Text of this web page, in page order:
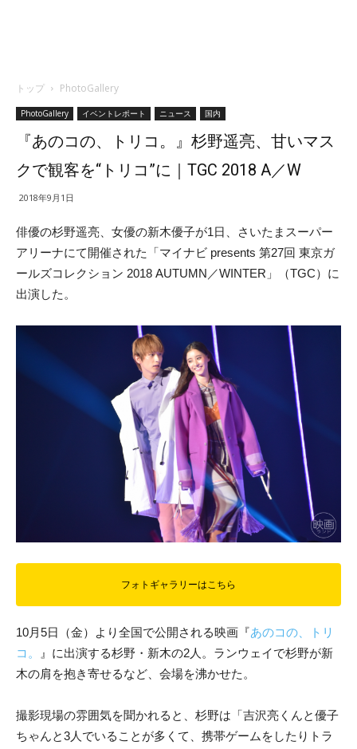
トップ PhotoGallery
PhotoGallery イベントレポート ニュース 国内
『あのコの、トリコ。』杉野遥亮、甘いマス
クで観客を“トリコ”に｜TGC 2018 A／W
2018年9月1日
俳優の杉野遥亮、女優の新木優子が1日、さいたまスーパー
アリーナにて開催された「マイナビ presents 第27回 東京ガ
ールズコレクション 2018 AUTUMN／WINTER」（TGC）に
出演した。
フォトギャラリーはこちら
10月5日（金）より全国で公開される映画『あのコの、トリ
コ。
』に出演する杉野・新木の2人。ランウェイで杉野が新
木の肩を抱き寄せるなど、会場を沸かせた。
撮影現場の雰囲気を聞かれると、杉野は「吉沢亮くんと優子
ちゃんと3人でいることが多くて、携帯ゲームをしたりトラ